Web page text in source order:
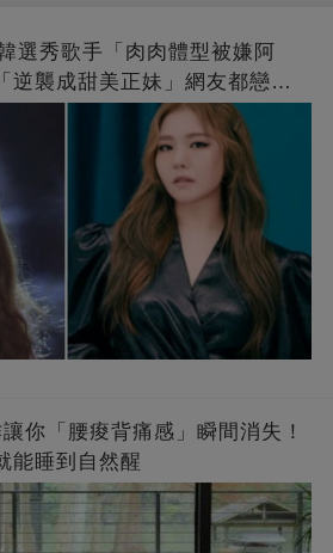
選秀歌手「肉肉體型被嫌阿
襲成甜美正妹」網友都戀愛
你「腰痠背痛感」瞬間消失！
能睡到自然醒